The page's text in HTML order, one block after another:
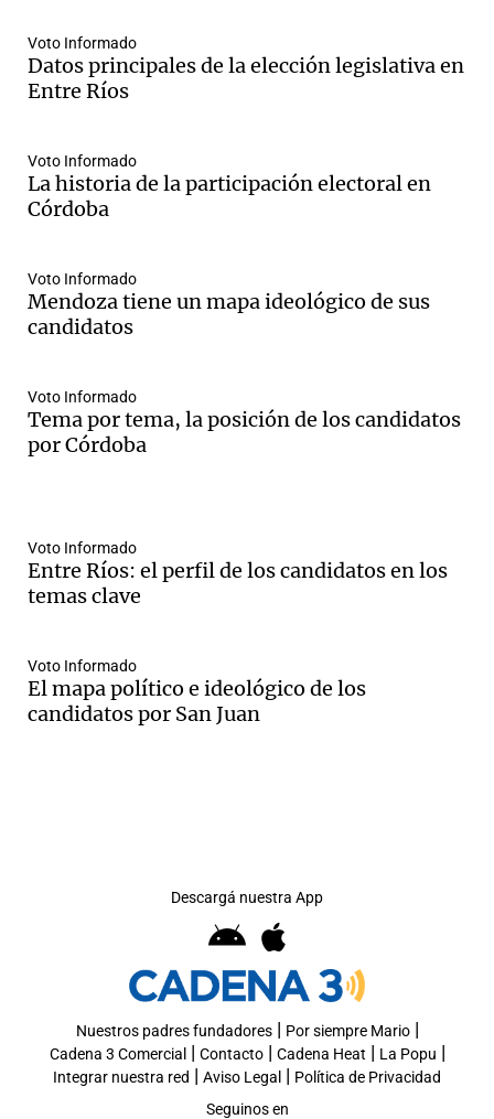
Voto Informado
Datos principales de la elección legislativa en
Entre Ríos
Voto Informado
La historia de la participación electoral en
Córdoba
Voto Informado
Mendoza tiene un mapa ideológico de sus
candidatos
Voto Informado
Tema por tema, la posición de los candidatos
por Córdoba
Voto Informado
Entre Ríos: el perfil de los candidatos en los
temas clave
Voto Informado
El mapa político e ideológico de los
candidatos por San Juan
Descargá nuestra App
Nuestros padres fundadores| Por siempre Mario|
Cadena 3 Comercial | Contacto| Cadena Heat | La Popu |
Integrar nuestra red | Aviso Legal | Política de Privacidad
Seguinos en